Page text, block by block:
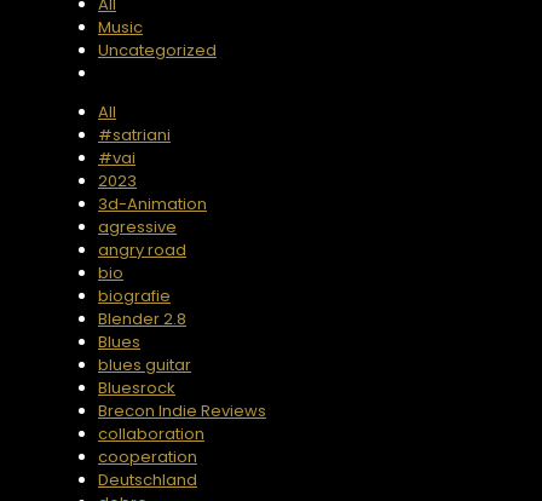
Music
Uncategorized
All
#satriani
#vai
2023
3d-Animation
agressive
angry road
bio
biografie
Blender 2.8
Blues
blues guitar
Bluesrock
Brecon Indie Reviews
collaboration
cooperation
Deutschland